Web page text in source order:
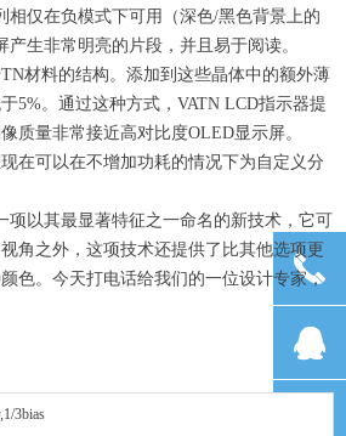
相仅在负模式下可用（深色/黑色背景上的
产生非常明亮的片段，并且易于阅读。
材料的结构。添加到这些晶体中的额外薄
5%。通过这种方式，VATN LCD指示器提
质量非常接近高对比度OLED显示屏。
在可以在不增加功耗的情况下为自定义分
项以其最显著特征之一命名的新技术，它可
角之外，这项技术还提供了比其他选项更
色。今天打电话给我们的一位设计专家，
3bias
끅
뀩